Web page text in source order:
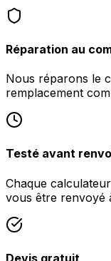
Réparation au
Nous réparons le
remplacement
Testé avant
Chaque
vous être renvoyé
Devis gratuit